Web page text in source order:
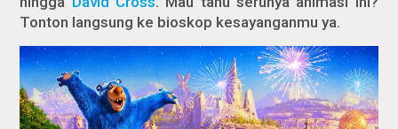
Tonton langsung ke bioskop kesayanganmu ya.